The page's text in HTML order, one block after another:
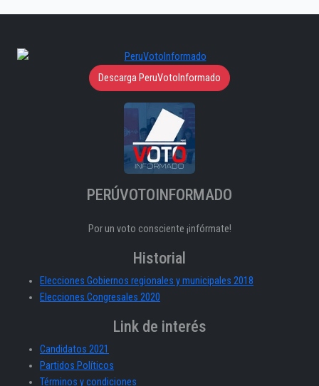
Descarga PeruVotoInformado
PERÚVOTOINFORMADO
Por un voto consciente ¡infórmate!
Historial
Elecciones Gobiernos regionales y municipales 2018
Elecciones Congresales 2020
Link de interés
Candidatos 2021
Partidos Políticos
Términos y condiciones